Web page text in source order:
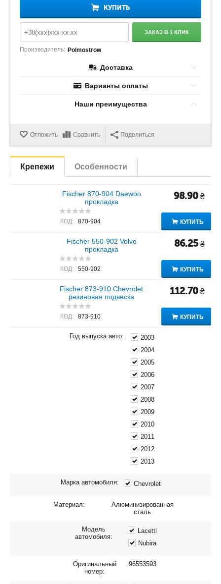
КУПИТЬ
ЗАКАЗ В 1 КЛИК
Производитель: Polmostrow
Доставка
Варианты оплаты
Наши преимущества
Отложить Сравнить Поделиться
Крепежи Особенности
Fischer 870-904 Daewoo
прокладка
КОД: 870-904
98.90 ₴
КУПИТЬ
Fischer 550-902 Volvo
прокладка
КОД: 550-902
86.25 ₴
КУПИТЬ
Fischer 873-910 Chevrolet
резиновая подвеска
КОД: 873-910
112.70 ₴
КУПИТЬ
Год выпуска авто:
2003
2004
2005
2006
2007
2008
2009
2010
2011
2012
2013
Марка автомобиля: Chevrolet
Материал:
Алюминизированная
сталь
Модель
автомобиля:
Lacetti
Nubira
Оригинальный
номер:
96553593